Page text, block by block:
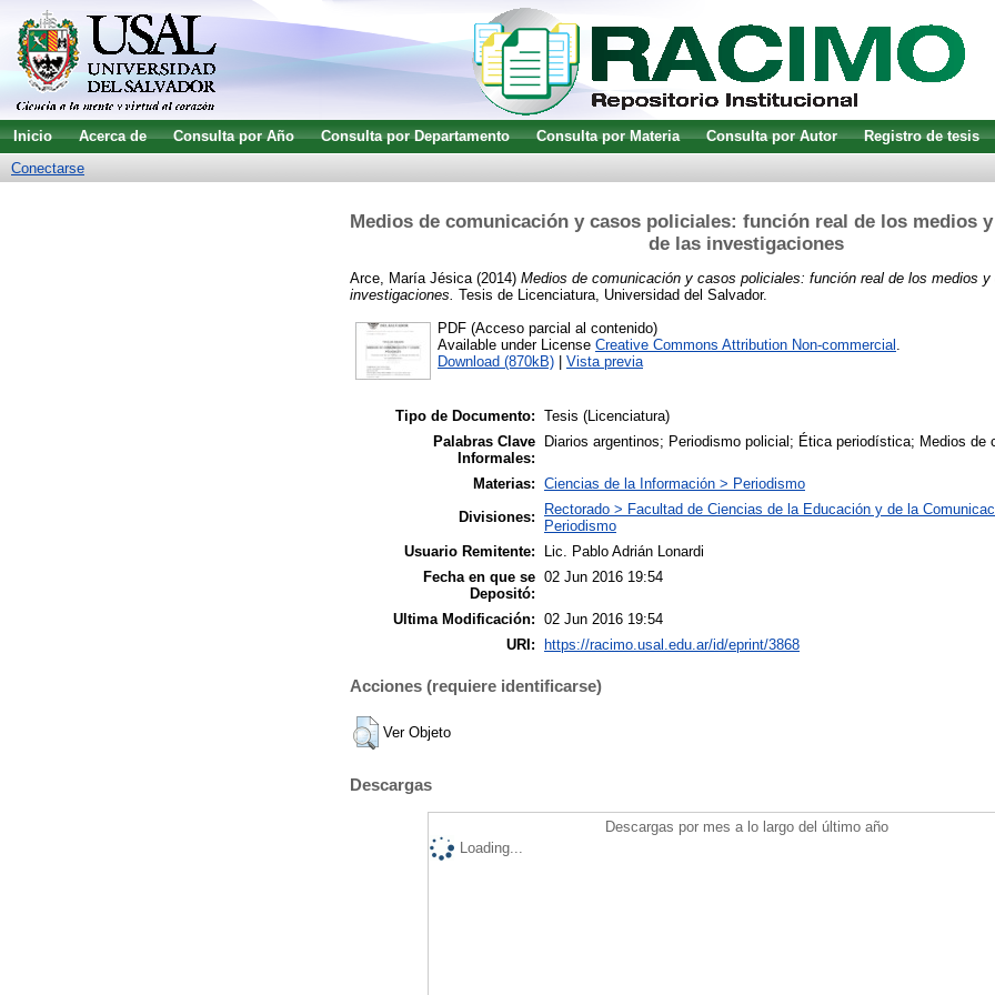
Inicio Acerca de Consulta por Año Consulta por Departamento Consulta por Materia Consulta por Autor Registro de tesis
Conectarse
Medios de comunicación y casos policiales: función real de los medios
de las investigaciones
Arce, María Jésica (2014) Medios de comunicación y casos policiales: función real de los medios y
investigaciones. Tesis de Licenciatura, Universidad del Salvador.
PDF (Acceso parcial al contenido)
Available under License Creative Commons Attribution Non-commercial .
Download (870kB)
Vista previa
Tipo de Documento: Tesis (Licenciatura)
Palabras Clave
Informales:
Diarios argentinos; Periodismo policial; Ética periodística; Medios de
Materias: Ciencias de la Información > Periodismo
Divisiones:
Rectorado > Facultad de Ciencias de la Educación y de la
Periodismo
Usuario Remitente:
Lic. Pablo Adrián Lonardi
Fecha en que se
Depositó:
02 Jun 2016 19:54
Ultima Modificación: 02 Jun 2016 19:54
URI:
https://racimo.usal.edu.ar/id/eprint/3868
Acciones (requiere identificarse)
Ver Objeto
Descargas
Descargas por mes a lo largo del último año
Loading...